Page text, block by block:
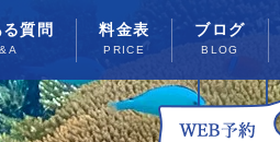
質問 料金表
PRICE
ブログ
BLOG